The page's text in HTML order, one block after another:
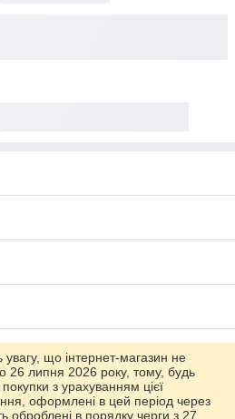
Prom.ua
увагу, що інтернет-магазин не
26 липня 2026 року, тому, будь
з урахуванням цієї
оформлені в цей період через
оброблені в порядку черги з 27